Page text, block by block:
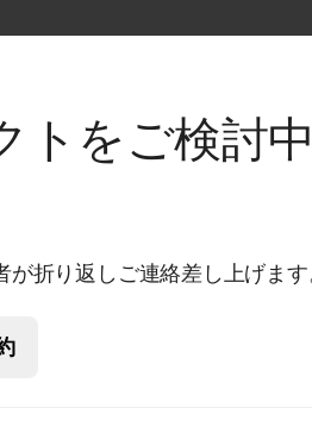
トをご検討
が折り返しご連絡差し上げま